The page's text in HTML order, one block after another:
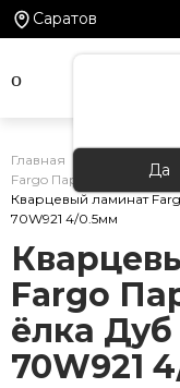
Саратов
Да
Главная Каталог
Fargo Паркет
Кварцевый ламинат
70W921 4/0.5мм
Fargo
ёлка
70W921